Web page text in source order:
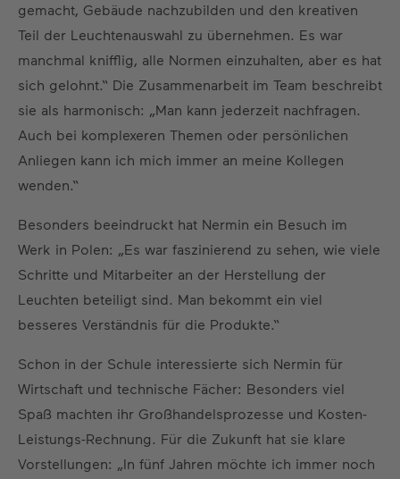
gemacht, Gebäude nachzubilden und den kreativen
Teil der Leuchtenauswahl zu übernehmen. Es war
manchmal knifflig, alle Normen einzuhalten, aber es hat
sich gelohnt.“ Die Zusammenarbeit im Team beschreibt
sie als harmonisch: „Man kann jederzeit nachfragen.
Auch bei komplexeren Themen oder persönlichen
Anliegen kann ich mich immer an meine Kollegen
wenden.“
Besonders beeindruckt hat Nermin ein Besuch im
Werk in Polen: „Es war faszinierend zu sehen, wie viele
Schritte und Mitarbeiter an der Herstellung der
Leuchten beteiligt sind. Man bekommt ein viel
besseres Verständnis für die Produkte.“
Schon in der Schule interessierte sich Nermin für
Wirtschaft und technische Fächer: Besonders viel
Spaß machten ihr Großhandelsprozesse und Kosten-
Leistungs-Rechnung. Für die Zukunft hat sie klare
Vorstellungen: „In fünf Jahren möchte ich immer noch